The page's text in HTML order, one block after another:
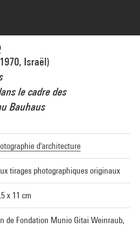
Israël)
le cadre des
Bauhaus
d'architecture
tirages photographiques originaux
x 11 cm
de Fondation Munio Gitai Weinraub,
Pompidou, MNAM-CCI/Philippe Migeat/Dist.
3015]